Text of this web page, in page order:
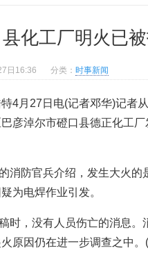
化工厂明火已
日16:36 分类： 时事新闻
4月27日电(记者邓华)记者
彦淖尔市磴口县德正化工
消防官兵介绍，发生大火的
为电焊作业引发。
时，没有人员伤亡的消息。
原因仍在进一步调查之中。